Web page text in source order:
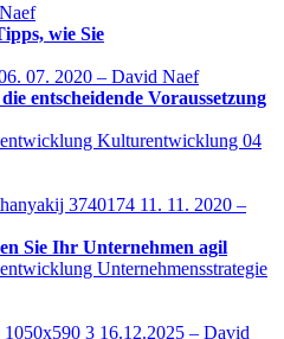
wie Sie
07. 2020 – David Naef
entscheidende Voraussetzung
11. 11. 2020 –
Sie Ihr Unternehmen agil
16.12.2025 – David